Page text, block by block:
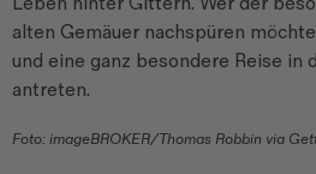
alten Gemäuer nachspüren
und eine ganz besondere Reise in
antreten.
Foto: imageBROKER/Thomas Robbin via